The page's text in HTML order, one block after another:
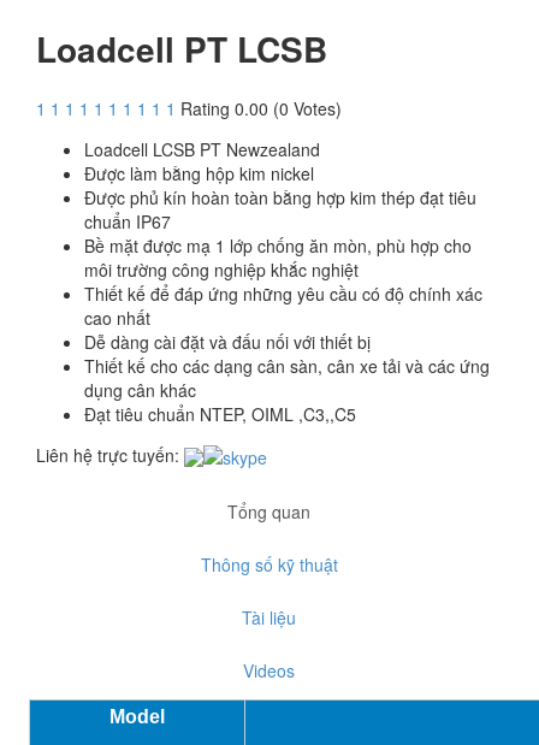
Loadcell PT LCSB
1 1 1 1 1 1 1 1 1 1 Rating 0.00 (0 Votes)
Loadcell LCSB PT Newzealand
Được làm bằng hộp kim nickel
Được phủ kín hoàn toàn bằng hợp kim thép đạt tiêu
chuẩn IP67
Bề mặt được mạ 1 lớp chống ăn mòn, phù hợp cho
môi trường công nghiệp khắc nghiệt
Thiết kế để đáp ứng những yêu cầu có độ chính xác
cao nhất
Dễ dàng cài đặt và đấu nối với thiết bị
Thiết kế cho các dạng cân sàn, cân xe tải và các ứng
dụng cân khác
Đạt tiêu chuẩn NTEP, OIML ,C3,,C5
Liên hệ trực tuyến:
Tổng quan
Thông số kỹ thuật
Tài liệu
Videos
Model